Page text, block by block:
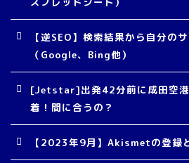
【逆SEO】検索結果から自分の
（Google、Bing他）
[Jetstar]出発42分前に成田空港
着！間に合うの？
【2023年9月】Akismetの登録